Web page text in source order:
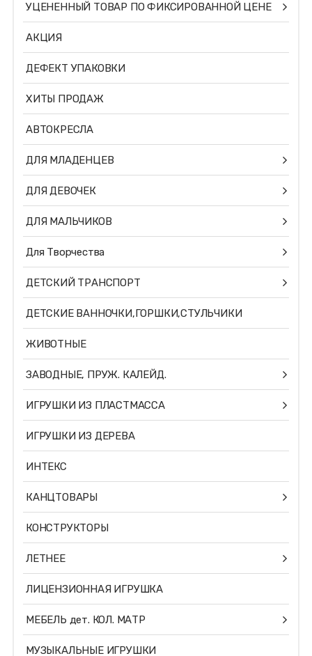
УЦЕНЕННЫЙ ТОВАР ПО ФИКСИРОВАННОЙ ЦЕНЕ
АКЦИЯ
ДЕФЕКТ УПАКОВКИ
ХИТЫ ПРОДАЖ
АВТОКРЕСЛА
ДЛЯ МЛАДЕНЦЕВ
ДЛЯ ДЕВОЧЕК
ДЛЯ МАЛЬЧИКОВ
Для Творчества
ДЕТСКИЙ ТРАНСПОРТ
ДЕТСКИЕ ВАННОЧКИ,ГОРШКИ,СТУЛЬЧИКИ
ЖИВОТНЫЕ
ЗАВОДНЫЕ, ПРУЖ. КАЛЕЙД.
ИГРУШКИ ИЗ ПЛАСТМАССА
ИГРУШКИ ИЗ ДЕРЕВА
ИНТЕКС
КАНЦТОВАРЫ
КОНСТРУКТОРЫ
ЛЕТНЕЕ
ЛИЦЕНЗИОННАЯ ИГРУШКА
МЕБЕЛЬ дет. КОЛ. МАТР
МУЗЫКАЛЬНЫЕ ИГРУШКИ